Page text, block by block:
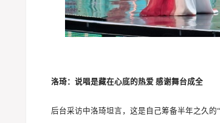
洛琦：说唱是藏在心底的热爱 感谢舞台成全
后台采访中洛琦坦言，这是自己筹备半年之久